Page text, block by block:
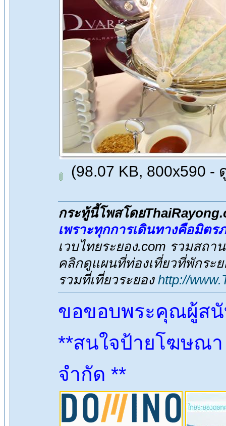
(98.07 KB, 800x590 -
กระทู้นี้โพสโดย
เพราะทุกการเดินทางคือมิตร
เวบไทยระยอง.com รวมสถ
คลิกดูแผนที่ท่องเที่ยวที่พักระ
รวมที่เที่ยวระยอง http://
ขอขอบพระคุณผู้สนั
**สนใจป้ายโฆษณ
จำกัด **